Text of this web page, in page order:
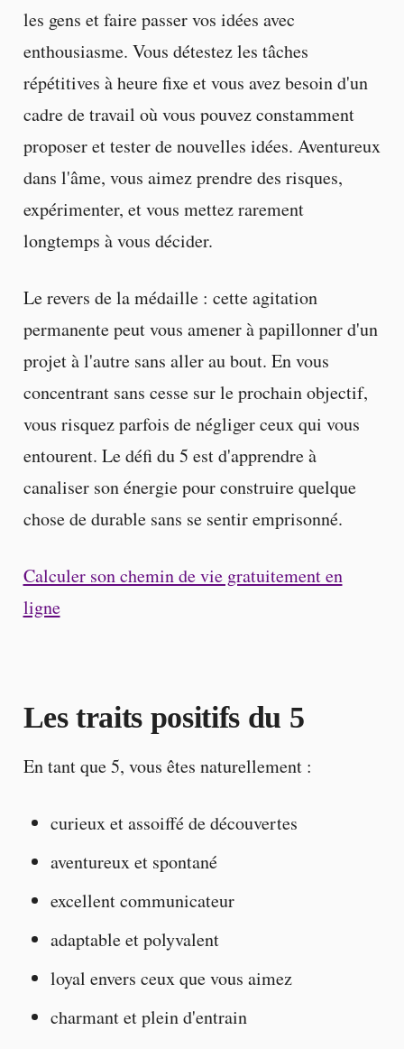
les gens et faire passer vos idées avec
enthousiasme. Vous détestez les tâches
répétitives à heure fixe et vous avez besoin d'un
cadre de travail où vous pouvez constamment
proposer et tester de nouvelles idées. Aventureux
dans l'âme, vous aimez prendre des risques,
expérimenter, et vous mettez rarement
longtemps à vous décider.
Le revers de la médaille : cette agitation
permanente peut vous amener à papillonner d'un
projet à l'autre sans aller au bout. En vous
concentrant sans cesse sur le prochain objectif,
vous risquez parfois de négliger ceux qui vous
entourent. Le défi du 5 est d'apprendre à
canaliser son énergie pour construire quelque
chose de durable sans se sentir emprisonné.
Calculer son chemin de vie gratuitement en
ligne
Les traits positifs du 5
En tant que 5, vous êtes naturellement :
curieux et assoiffé de découvertes
aventureux et spontané
excellent communicateur
adaptable et polyvalent
loyal envers ceux que vous aimez
charmant et plein d'entrain